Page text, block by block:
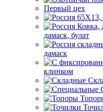
Первый цех
дамаск, булат
дамаск
клинком